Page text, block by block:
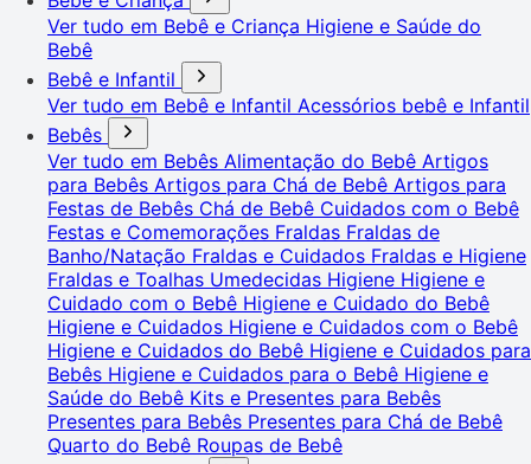
Ver tudo em Bebê e Criança Higiene e Saúde do
Bebê
Bebê e Infantil
Ver tudo em Bebê e Infantil Acessórios bebê e Infantil
Bebês
Ver tudo em Bebês Alimentação do Bebê Artigos
para Bebês Artigos para Chá de Bebê Artigos para
Festas de Bebês Chá de Bebê Cuidados com o Bebê
Festas e Comemorações Fraldas Fraldas de
Banho/Natação Fraldas e Cuidados Fraldas e Higiene
Fraldas e Toalhas Umedecidas Higiene Higiene e
Cuidado com o Bebê Higiene e Cuidado do Bebê
Higiene e Cuidados Higiene e Cuidados com o Bebê
Higiene e Cuidados do Bebê Higiene e Cuidados para
Bebês Higiene e Cuidados para o Bebê Higiene e
Saúde do Bebê Kits e Presentes para Bebês
Presentes para Bebês Presentes para Chá de Bebê
Quarto do Bebê Roupas de Bebê